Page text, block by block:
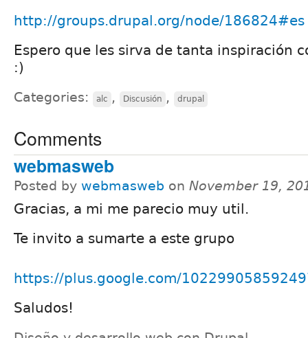
http://groups.drupal.org/node/186824#es
Espero que les sirva de tanta inspiración
:)
Categories: alc , Discusión , drupal
Comments
webmasweb
Posted by webmasweb on November 19,
Gracias, a mi me parecio muy util.
Te invito a sumarte a este grupo
https://plus.google.com/
Saludos!